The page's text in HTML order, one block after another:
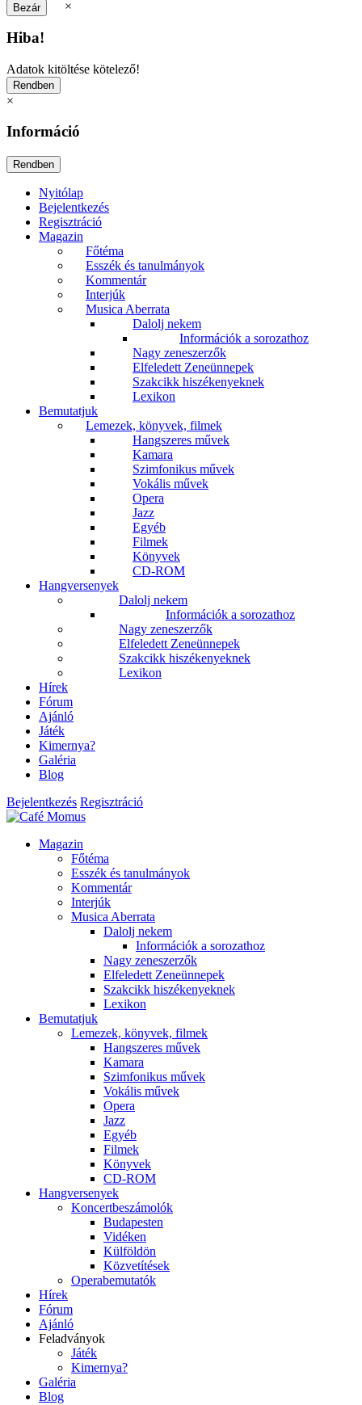
×
Hiba!
Adatok kitöltése kötelező!
×
Információ
Nyitólap
Bejelentkezés
Regisztráció
Magazin
Főtéma
Esszék és tanulmányok
Kommentár
Interjúk
Musica Aberrata
Dalolj nekem
Információk a sorozathoz
Nagy zeneszerzők
Elfeledett Zeneünnepek
Szakcikk hiszékenyeknek
Lexikon
Bemutatjuk
Lemezek, könyvek, filmek
Hangszeres művek
Kamara
Szimfonikus művek
Vokális művek
Opera
Jazz
Egyéb
Filmek
Könyvek
CD-ROM
Hangversenyek
Dalolj nekem
Információk a sorozathoz
Nagy zeneszerzők
Elfeledett Zeneünnepek
Szakcikk hiszékenyeknek
Lexikon
Hírek
Fórum
Ajánló
Játék
Kimernya?
Galéria
Blog
Bejelentkezés Regisztráció
Magazin
Főtéma
Esszék és tanulmányok
Kommentár
Interjúk
Musica Aberrata
Dalolj nekem
Információk a sorozathoz
Nagy zeneszerzők
Elfeledett Zeneünnepek
Szakcikk hiszékenyeknek
Lexikon
Bemutatjuk
Lemezek, könyvek, filmek
Hangszeres művek
Kamara
Szimfonikus művek
Vokális művek
Opera
Jazz
Egyéb
Filmek
Könyvek
CD-ROM
Hangversenyek
Koncertbeszámolók
Budapesten
Vidéken
Külföldön
Közvetítések
Operabemutatók
Hírek
Fórum
Ajánló
Feladványok
Játék
Kimernya?
Galéria
Blog